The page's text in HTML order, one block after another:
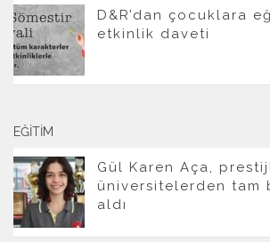
D&R’dan çocuklara
etkinlik daveti
EĞITIM
Gül Karen Aça,
üniversitelerden tam
aldı